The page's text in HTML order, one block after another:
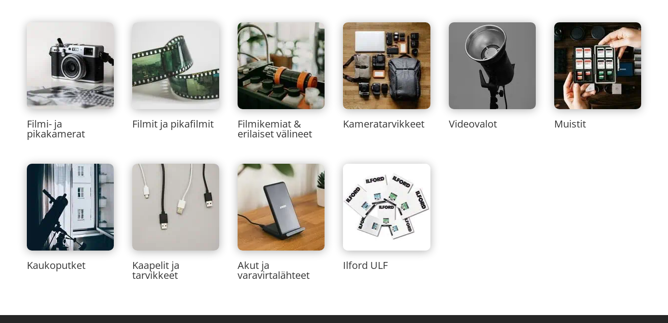
Filmi- ja
pikakamerat
Filmit ja pikafilmit Filmikemiat &
erilaiset välineet
Kameratarvikkeet Videovalot Muistit
Kaukoputket Kaapelit ja
tarvikkeet
Akut ja
varavirtalähteet
Ilford ULF